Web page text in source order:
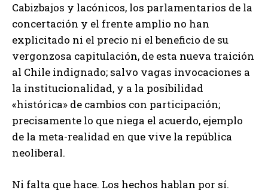
Cabizbajos y lacónicos, los parlamentarios de la
concertación y el frente amplio no han
explicitado ni el precio ni el beneficio de su
vergonzosa capitulación, de esta nueva traición
al Chile indignado; salvo vagas invocaciones a
la institucionalidad, y a la posibilidad
«histórica» de cambios con participación;
precisamente lo que niega el acuerdo, ejemplo
de la meta-realidad en que vive la república
neoliberal.
Ni falta que hace. Los hechos hablan por sí.